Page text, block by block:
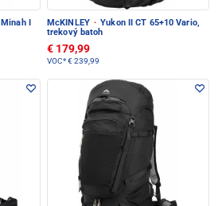
I
McKINLEY · Yukon II CT 65+10 Vario,
trekový batoh
€ 179,99
VOC*€ 239,99